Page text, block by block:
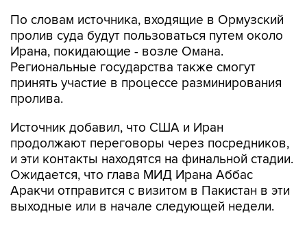
По словам источника, входящие в Ормузский
пролив суда будут пользоваться путем около
Ирана, покидающие - возле Омана.
Региональные государства также смогут
принять участие в процессе разминирования
пролива.
Источник добавил, что США и Иран
продолжают переговоры через посредников,
и эти контакты находятся на финальной стадии.
Ожидается, что глава МИД Ирана Аббас
Аракчи отправится с визитом в Пакистан в эти
выходные или в начале следующей недели.